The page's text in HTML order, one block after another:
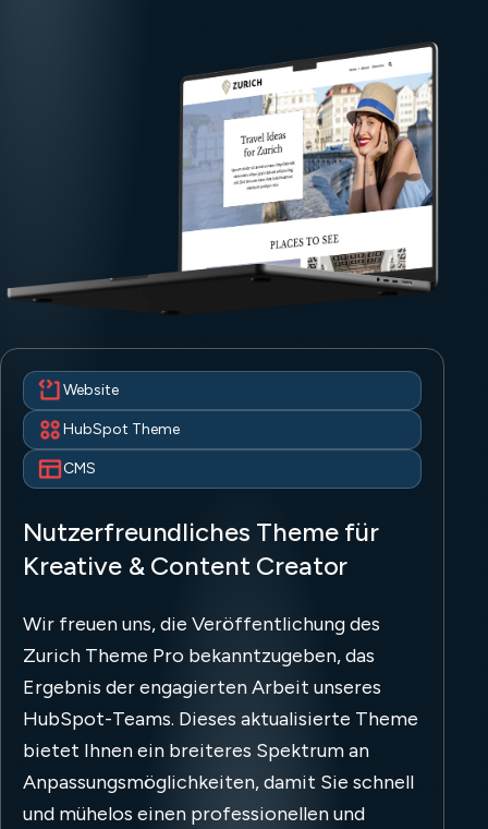
Website
HubSpot Theme
CMS
Nutzerfreundliches Theme für
Kreative & Content Creator
Wir freuen uns, die Veröffentlichung des
Zurich Theme Pro bekanntzugeben, das
Ergebnis der engagierten Arbeit unseres
HubSpot-Teams. Dieses aktualisierte Theme
bietet Ihnen ein breiteres Spektrum an
Anpassungsmöglichkeiten, damit Sie schnell
und mühelos einen professionellen und